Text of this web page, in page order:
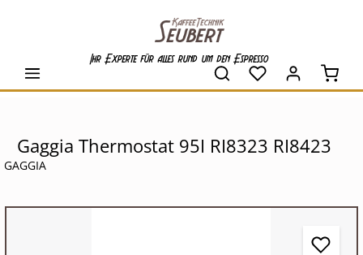
Ihr Experte für alles rund um den Espresso
Gaggia Thermostat 95I RI8323 RI8423
GAGGIA